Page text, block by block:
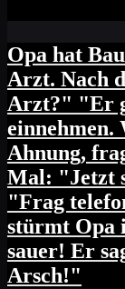
Opa hat
Arzt. Nach
Arzt?" "Er
einnehmen.
Ahnung,
Mal: "Jetzt
"Frag
stürmt Opa
sauer! Er
Arsch!"